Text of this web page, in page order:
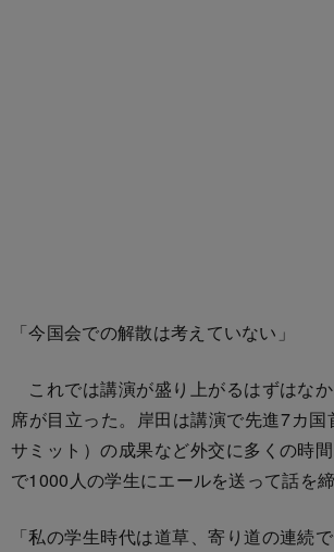
「今国会での解散は考えていない」
これでは講演が盛り上がるはずはな
席が目立った。岸田は講演で先進7カ
サミット）の成果など外交に多くの時
で1000人の学生にエールを送って話を締
「私の学生時代は道草、寄り道の連続